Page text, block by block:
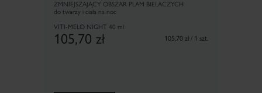
ZMNIEJSZAJĄCY OBSZAR PLAM BIELACZYCH
do twarzy i ciała na noc
VITI-MELO NIGHT 40 ml
105,70 zł 105,70 zł / 1 szt.